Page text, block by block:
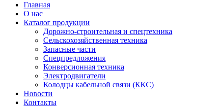
Главная
О нас
Каталог продукции
Дорожно-строительная и спецтехника
Сельскохозяйственная техника
Запасные части
Спецпредложения
Конверсионная техника
Электродвигатели
Колодцы кабельной связи (ККС)
Новости
Контакты